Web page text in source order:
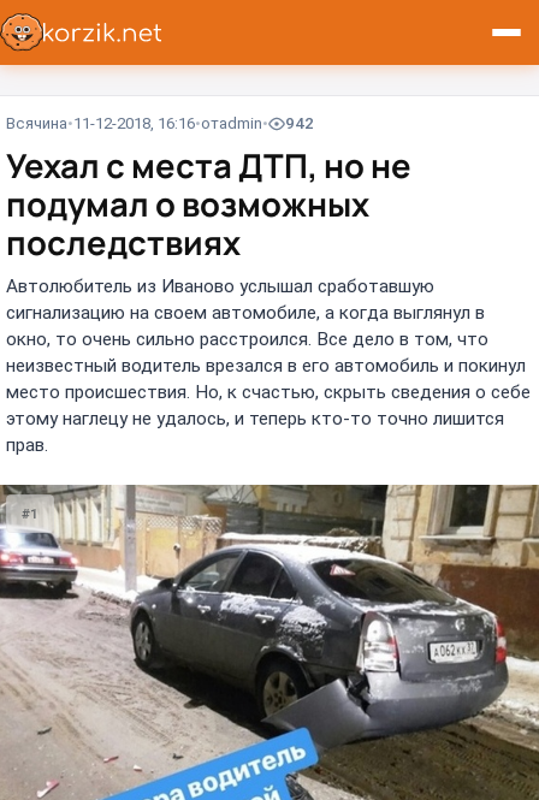
Всячина 11-12-2018, 16:16 отadmin 942
Уехал с места ДТП, но не
подумал о возможных
последствиях
Автолюбитель из Иваново услышал сработавшую
сигнализацию на своем автомобиле, а когда выглянул в
окно, то очень сильно расстроился. Все дело в том, что
неизвестный водитель врезался в его автомобиль и покинул
место происшествия. Но, к счастью, скрыть сведения о себе
этому наглецу не удалось, и теперь кто-то точно лишится
прав.
#1